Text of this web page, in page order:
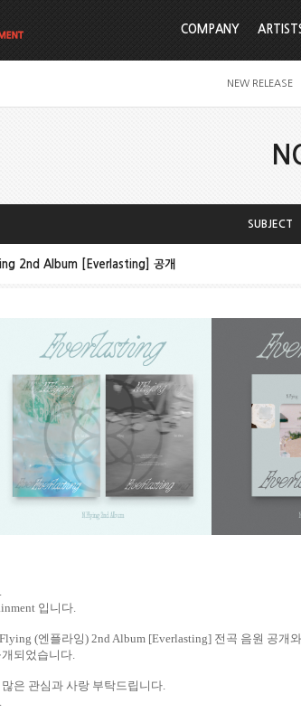
COMPANY
NEW RELEASE
SUBJECT
2nd Album [Everlasting] 공개
.
입니다.
(엔플라잉) 2nd Album [Everlasting] 전곡 음원 공개
개되었습니다.
많은 관심과 사랑 부탁드립니다.
.